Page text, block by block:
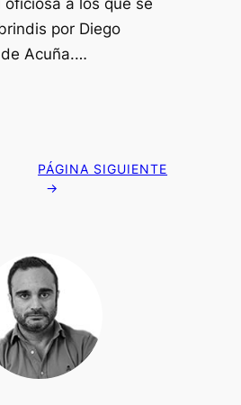
por Diego
Acuña.…
PÁGINA SIGUIENTE
→